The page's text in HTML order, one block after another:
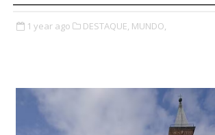
1 year ago DESTAQUE, MUNDO,